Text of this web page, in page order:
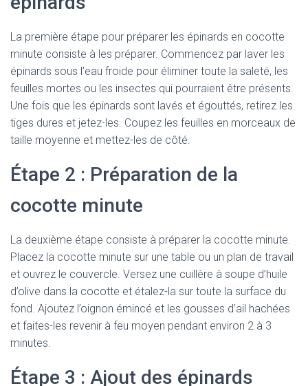
La première étape pour préparer les épinards en cocotte
minute consiste à les préparer. Commencez par laver les
épinards sous l’eau froide pour éliminer toute la saleté, les
feuilles mortes ou les insectes qui pourraient être présents.
Une fois que les épinards sont lavés et égouttés, retirez les
tiges dures et jetez-les. Coupez les feuilles en morceaux de
taille moyenne et mettez-les de côté.
Étape 2 : Préparation de la
cocotte minute
La deuxième étape consiste à préparer la cocotte minute.
Placez la cocotte minute sur une table ou un plan de travail
et ouvrez le couvercle. Versez une cuillère à soupe d’huile
d’olive dans la cocotte et étalez-la sur toute la surface du
fond. Ajoutez l’oignon émincé et les gousses d’ail hachées
et faites-les revenir à feu moyen pendant environ 2 à 3
minutes.
Étape 3 : Ajout des épinards